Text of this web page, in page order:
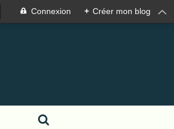
Connexion + Créer mon blog